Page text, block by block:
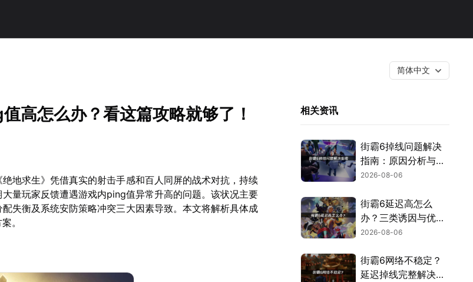
简体中文
高怎么办？看这篇攻略就够了！
地求生》凭借真实的射击手感和百人同屏的战术对抗，持续
量玩家反馈遭遇游戏内ping值异常升高的问题。该状况主要
失衡及系统安防策略冲突三大因素导致。本文将解析具体成
。
相关资讯
街霸6掉线问题解决
指南：原因分析与网
络优化技巧！
2026-08-06
街霸6延迟高怎么
办？三类诱因与优化
解决方案！
2026-08-06
街霸6网络不稳定？
延迟掉线完整解决指